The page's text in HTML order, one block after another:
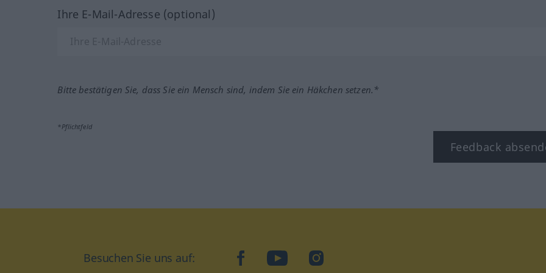
Ihre E-Mail-Adresse (optional)
Bitte bestätigen Sie, dass Sie ein Mensch sind, indem Sie ein Häkchen setzen.*
*Pflichtfeld
Feedback
Besuchen Sie uns auf: facebookYouTubeInstagram